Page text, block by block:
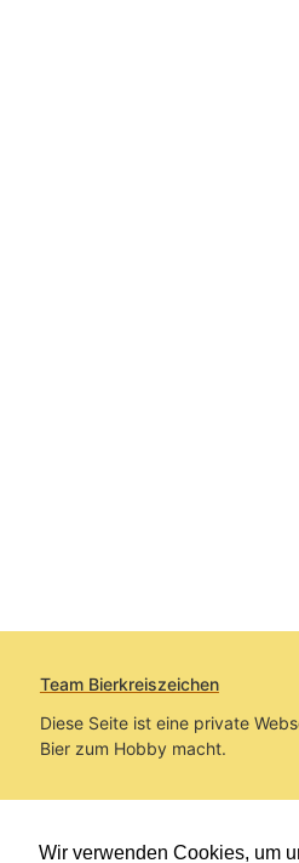
Wir verwenden Cookies, um
Team Bierkreiszeichen
Diese Seite ist eine private
Bier zum Hobby macht.
Sie befinden sich auf https://